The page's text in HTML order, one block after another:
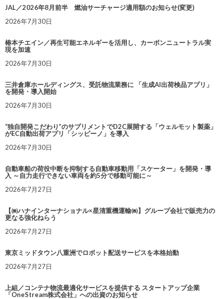
JAL／2026年8月前半 燃油サーチャージ適用額のお知らせ(変更)
2026年7月30日
椿本チエイン／再生可能エネルギーを活用し、カーボンニュートラル実
現を加速
2026年7月30日
三井倉庫ホールディングス、受託物流業務に 「生成AI出荷検品アプリ」
を開発・導入開始
2026年7月30日
“独自開発こだわり”のサプリメントでD2C展開する「ウェルモット製薬」
がEC自動出荷アプリ「シッピーノ」を導入
2026年7月30日
自動車船の荷役中断を抑制する自動車移動用「スケーター」を開発・導
入 ～自力走行できない車両を約5分で移動可能に～
2026年7月27日
【㈱ハナインターナショナル×星清重機運輸㈱】グループ会社で販売力の
更なる強化ねらう
2026年7月27日
東京ミッドタウン八重洲でロボット配送サービスを本格始動
2026年7月27日
上組／コンテナ物流最適化サービスを提供する スタートアップ企業
「OneStream株式会社」への出資のお知らせ